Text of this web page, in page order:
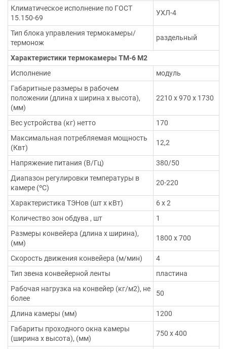
Климатическое исполнение по ГОСТ
15.150-69
УХЛ-4
Тип блока управления термокамеры/
термонож
раздельный
Характеристики термокамеры ТМ-6 М2
Исполнение
модуль
Габаритные размеры в рабочем
положении (длина х ширина х высота),
(мм)
2210 х 970 х 1730
Вес устройства (кг) нетто
170
Максимальная потребляемая мощность
(Квт)
12,2
Напряжение питания (В/Гц)
380/50
Диапазон регулировки температуры в
камере (ºС)
20-220
Характеристика ТЭНов (шт х кВт)
6 х 2
Количество зон обдува , шт
1
Размеры конвейера (длина х ширина),
(мм)
1800 х 700
Скорость движения конвейера (м/мин)
4
Тип звена конвейерной ленты
пластина
Рабочая нагрузка на конвейер (кг/м2), не
более
50
Длина камеры (мм)
1200
Габариты проходного окна камеры
(ширина х высота), (мм)
750 х 400